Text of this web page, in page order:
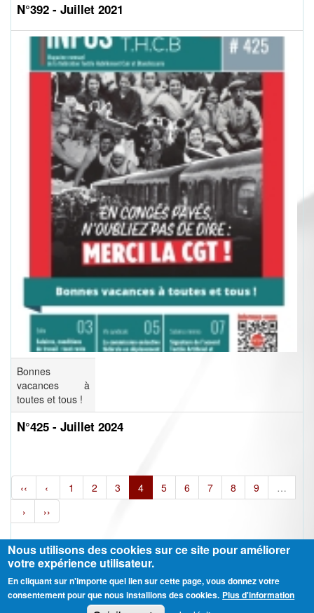
N°392 - Juillet 2021
Bonnes
vacances à
toutes et tous !
N°425 - Juillet 2024
‹‹ ‹ 1 2 3 4 5 6 7 8 9
…
›
››
Ⓒ CGT Fédération THCB - Tous les droits réservés - Mentions légales
Nous utilisons des cookies sur ce site pour améliorer
votre expérience utilisateur.
En cliquant sur n'importe quel lien sur cette page, vous donnez votre
consentement pour que nous installions des cookies. Plus d'information